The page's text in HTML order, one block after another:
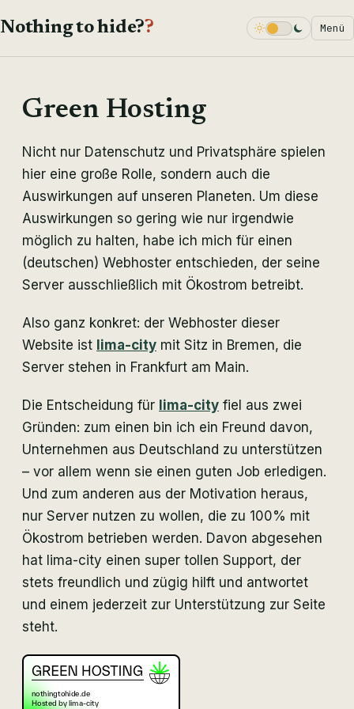
Nothing to hide?? Dark Mode Menü
Green Hosting
Nicht nur Datenschutz und Privatsphäre spielen
hier eine große Rolle, sondern auch die
Auswirkungen auf unseren Planeten. Um diese
Auswirkungen so gering wie nur irgendwie
möglich zu halten, habe ich mich für einen
(deutschen) Webhoster entschieden, der seine
Server ausschließlich mit Ökostrom betreibt.
Also ganz konkret: der Webhoster dieser
Website ist lima-city mit Sitz in Bremen, die
Server stehen in Frankfurt am Main.
Die Entscheidung für lima-city fiel aus zwei
Gründen: zum einen bin ich ein Freund davon,
Unternehmen aus Deutschland zu unterstützen
– vor allem wenn sie einen guten Job erledigen.
Und zum anderen aus der Motivation heraus,
nur Server nutzen zu wollen, die zu 100% mit
Ökostrom betrieben werden. Davon abgesehen
hat lima-city einen super tollen Support, der
stets freundlich und zügig hilft und antwortet
und einem jederzeit zur Unterstützung zur Seite
steht.